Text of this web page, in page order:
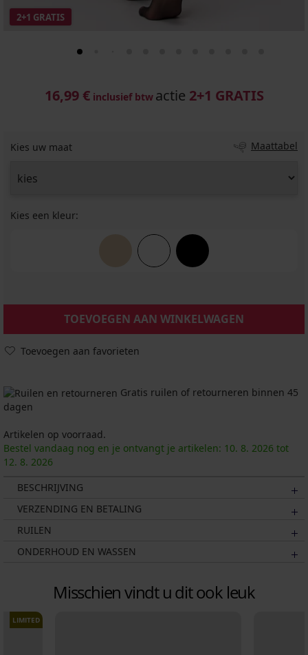
2+1 GRATIS
16,99 € inclusief btw actie 2+1 GRATIS
Kies uw maat Maattabel
Kies een kleur:
TOEVOEGEN AAN WINKELWAGEN
Toevoegen aan favorieten
Gratis ruilen of retourneren binnen 45
dagen
Artikelen op voorraad.
Bestel vandaag nog en je ontvangt je artikelen: 10. 8. 2026 tot
12. 8. 2026
BESCHRIJVING
VERZENDING EN BETALING
RUILEN
ONDERHOUD EN WASSEN
Misschien vindt u dit ook leuk
LIMITED